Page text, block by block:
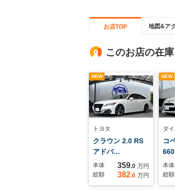
お店TOP 地図&ア
このお店の在庫
NEW
トヨタ
クラウン 2.0 RS
アドバ…
本体 359.0 万円
総額
382.6 万円
NEW
ダ
コ
本体
総額